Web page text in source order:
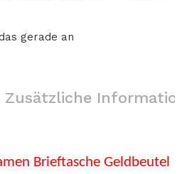
gerade an
Zusätzliche
Brieftasche Geldbeutel